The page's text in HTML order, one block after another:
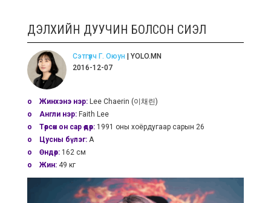
ДЭЛХИЙН ДУУЧИН БОЛСОН СИЭЛ
Сэтгүүлч Г. Оюун | YOLO.MN
2016-12-07
o Жинхэнэ нэр:Lee Chaerin (이채린)
o Англи нэр:Faith Lee
o Төрсөн он сар өдөр: 1991 оны хоёрдугаар сарын 26
o Цусны бүлэг:A
o Өндөр:162 cм
o Жин:49 кг